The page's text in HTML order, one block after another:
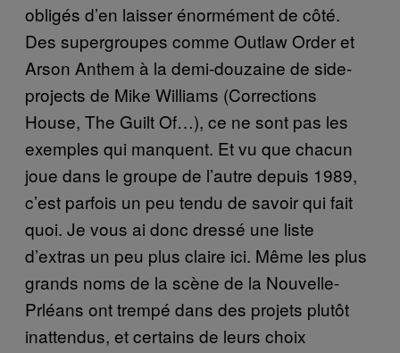
obligés d’en laisser énormément de côté.
Des supergroupes comme Outlaw Order et
Arson Anthem à la demi-douzaine de side-
projects de Mike Williams (Corrections
House, The Guilt Of…), ce ne sont pas les
exemples qui manquent. Et vu que chacun
joue dans le groupe de l’autre depuis 1989,
c’est parfois un peu tendu de savoir qui fait
quoi. Je vous ai donc dressé une liste
d’extras un peu plus claire ici. Même les plus
grands noms de la scène de la Nouvelle-
Prléans ont trempé dans des projets plutôt
inattendus, et certains de leurs choix